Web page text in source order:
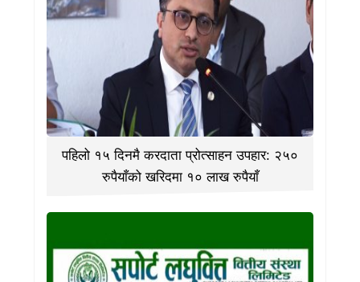
पहिलो १५ दिनमै करदाता प्रोत्साहन उपहार: २५०
रुपैयाँको खरिदमा १० लाख रुपैयाँ